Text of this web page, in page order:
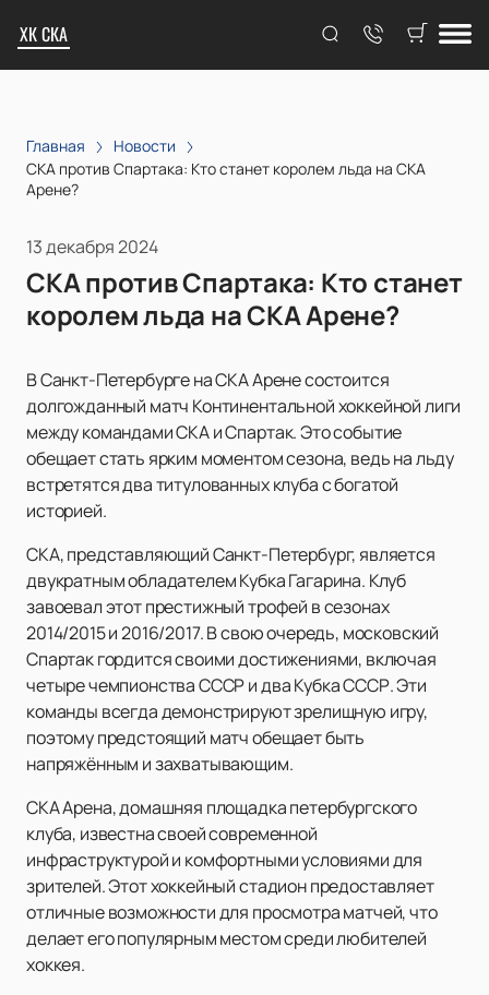
ХК СКА
Главная
Новости
СКА против Спартака: Кто станет королем льда на СКА
Арене?
13 декабря 2024
СКА против Спартака: Кто станет
королем льда на СКА Арене?
В Санкт-Петербурге на СКА Арене состоится
долгожданный матч Континентальной хоккейной лиги
между командами СКА и Спартак. Это событие
обещает стать ярким моментом сезона, ведь на льду
встретятся два титулованных клуба с богатой
историей.
СКА, представляющий Санкт-Петербург, является
двукратным обладателем Кубка Гагарина. Клуб
завоевал этот престижный трофей в сезонах
2014/2015 и 2016/2017. В свою очередь, московский
Спартак гордится своими достижениями, включая
четыре чемпионства СССР и два Кубка СССР. Эти
команды всегда демонстрируют зрелищную игру,
поэтому предстоящий матч обещает быть
напряжённым и захватывающим.
СКА Арена, домашняя площадка петербургского
клуба, известна своей современной
инфраструктурой и комфортными условиями для
зрителей. Этот хоккейный стадион предоставляет
отличные возможности для просмотра матчей, что
делает его популярным местом среди любителей
хоккея.